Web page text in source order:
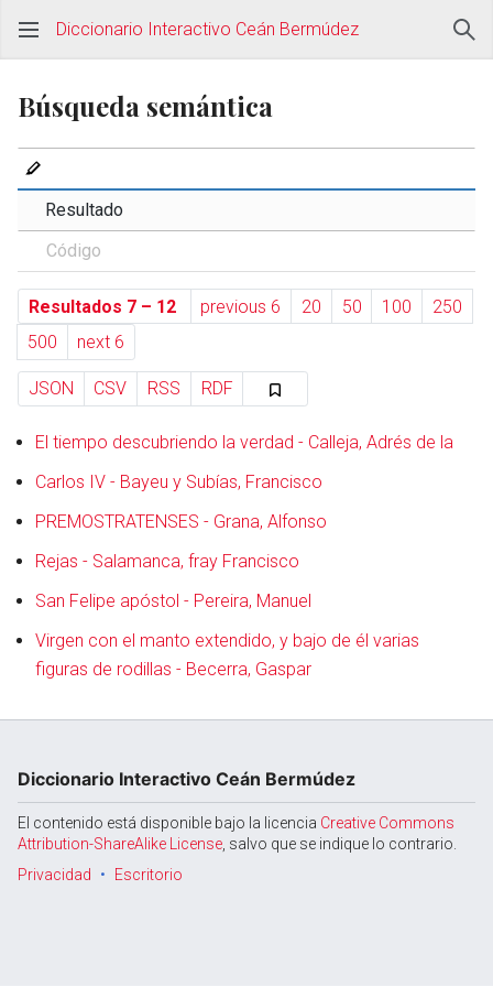
Abrir menú principal
Diccionario Interactivo Ceán Bermúdez
Búsqueda semántica
Resultado
Código
Resultados 7 – 12 previous 6 20 50 100
250
500
next 6
JSON CSV RSS RDF
El tiempo descubriendo la verdad - Calleja, Adrés de la
Carlos IV - Bayeu y Subías, Francisco
PREMOSTRATENSES - Grana, Alfonso
Rejas - Salamanca, fray Francisco
San Felipe apóstol - Pereira, Manuel
Virgen con el manto extendido, y bajo de él varias
figuras de rodillas - Becerra, Gaspar
Diccionario Interactivo Ceán Bermúdez
El contenido está disponible bajo la licencia Creative Commons
Attribution-ShareAlike License , salvo que se indique lo contrario.
Privacidad
Escritorio